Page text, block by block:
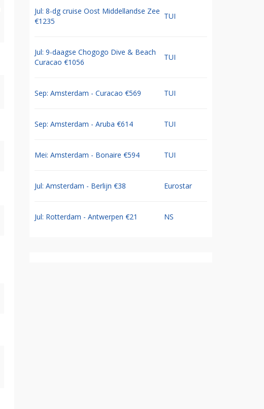
Jul: 8-dg cruise Oost Middellandse Zee
€1235
TUI
Jul: 9-daagse Chogogo Dive & Beach
Curacao €1056
TUI
Sep: Amsterdam - Curacao €569 TUI
Sep: Amsterdam - Aruba €614 TUI
Mei: Amsterdam - Bonaire €594 TUI
Jul: Amsterdam - Berlijn €38 Eurostar
Jul: Rotterdam - Antwerpen €21 NS